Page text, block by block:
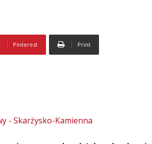
Pinterest Print